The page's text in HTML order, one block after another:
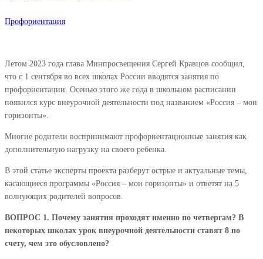
Профориентация
Летом 2023 года глава Минпросвещения Сергей Кравцов сообщил,
что с 1 сентября во всех школах России вводятся занятия по
профориентации. Осенью этого же года в школьном расписании
появился курс внеурочной деятельности под названием «Россия – мои
горизонты».
Многие родители воспринимают профориентационные занятия как
дополнительную нагрузку на своего ребенка.
В этой статье эксперты проекта разберут острые и актуальные темы,
касающиеся программы «Россия – мои горизонты» и ответят на 5
волнующих родителей вопросов.
ВОПРОС 1. Почему занятия проходят именно по четвергам? В
некоторых школах урок внеурочной деятельности ставят 8 по
счету, чем это обусловлено?